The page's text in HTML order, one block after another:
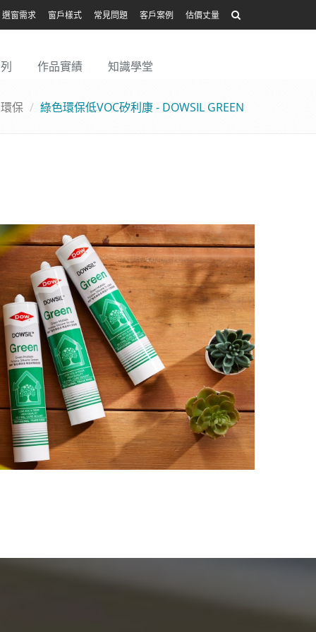
選窗需求 窗戶樣式 常見問題 客戶案例 估價丈量
作品實績 知識學堂
保 綠色環保低VOC矽利康 - DOWSIL GREEN